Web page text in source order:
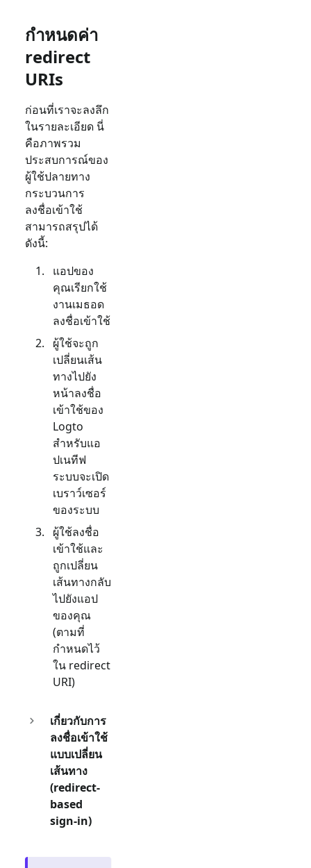
กำหนดค่า
redirect
URIs
ก่อนที่เราจะลงลึก
ในรายละเอียด นี่
คือภาพรวม
ประสบการณ์ของ
ผู้ใช้ปลายทาง
กระบวนการ
ลงชื่อเข้าใช้
สามารถสรุปได้
ดังนี้:
แอปของ
คุณเรียกใช้
งานเมธอด
ลงชื่อเข้าใช้
ผู้ใช้จะถูก
เปลี่ยนเส้น
ทางไปยัง
หน้าลงชื่อ
เข้าใช้ของ
Logto
สำหรับแอ
ปเนทีฟ
ระบบจะเปิด
เบราว์เซอร์
ของระบบ
ผู้ใช้ลงชื่อ
เข้าใช้และ
ถูกเปลี่ยน
เส้นทางกลับ
ไปยังแอป
ของคุณ
(ตามที่
กำหนดไว้
ใน redirect
URI)
เกี่ยวกับการ
ลงชื่อเข้าใช้
แบบเปลี่ยน
เส้นทาง
(redirect-
based
sign-in)